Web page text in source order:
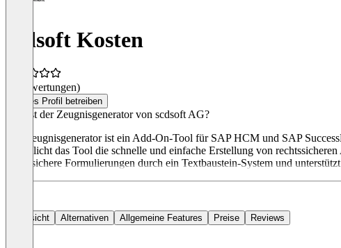
scdsoft Kosten
(0 Bewertungen)
Dieses Profil betreiben
Was ist der Zeugnisgenerator von scdsoft AG?
Der Zeugnisgenerator ist ein Add-On-Tool für SAP HCM und SAP
ermöglicht das Tool die schnelle und einfache Erstellung von
rechtssichere Formulierungen durch ein Textbaustein-System und
Übersicht Alternativen Allgemeine Features Preise Reviews